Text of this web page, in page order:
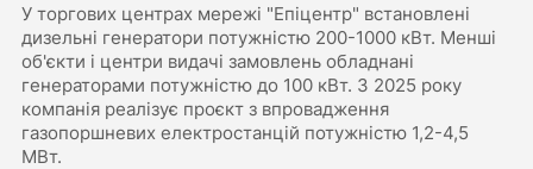
У торгових центрах мережі "Епіцентр" встановлені
дизельні генератори потужністю 200-1000 кВт. Менші
об'єкти і центри видачі замовлень обладнані
генераторами потужністю до 100 кВт. З 2025 року
компанія реалізує проєкт з впровадження
газопоршневих електростанцій потужністю 1,2-4,5
МВт.